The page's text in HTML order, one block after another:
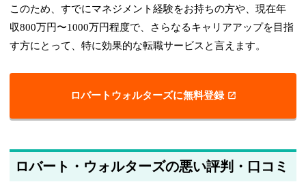
このため、すでにマネジメント経験をお持ちの方や、現在年
収800万円〜1000万円程度で、さらなるキャリアアップを目指
す方にとって、特に効果的な転職サービスと言えます。
ロバートウォルターズに無料登録
ロバート・ウォルターズの悪い評判・口コミ